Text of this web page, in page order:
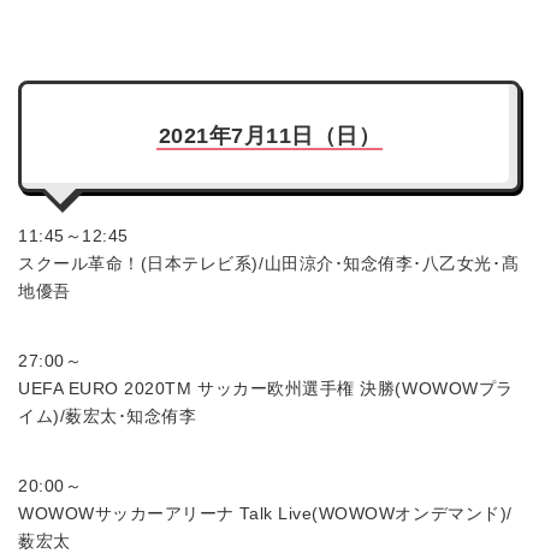
2021年7月11日（日）
11:45～12:45
スクール革命！(日本テレビ系)/山田涼介･知念侑李･八乙女光･髙
地優吾
27:00～
UEFA EURO 2020TM サッカー欧州選手権 決勝(WOWOWプラ
イム)/薮宏太･知念侑李
20:00～
WOWOWサッカーアリーナ Talk Live(WOWOWオンデマンド)/
薮宏太